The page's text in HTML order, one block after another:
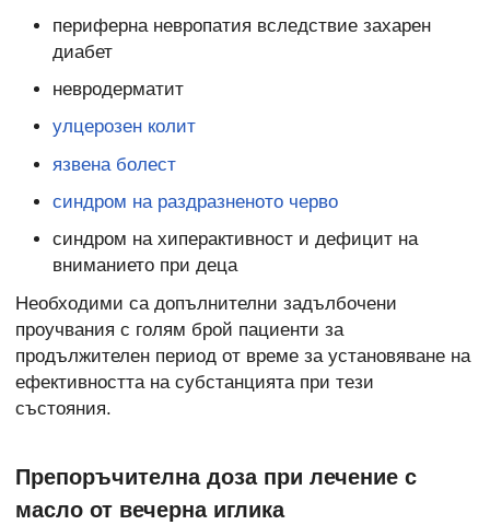
периферна невропатия вследствие захарен
диабет
невродерматит
улцерозен колит
язвена болест
синдром на раздразненото черво
синдром на хиперактивност и дефицит на
вниманието при деца
Необходими са допълнителни задълбочени
проучвания с голям брой пациенти за
продължителен период от време за установяване на
ефективността на субстанцията при тези
състояния.
Препоръчителна доза при лечение с
масло от вечерна иглика